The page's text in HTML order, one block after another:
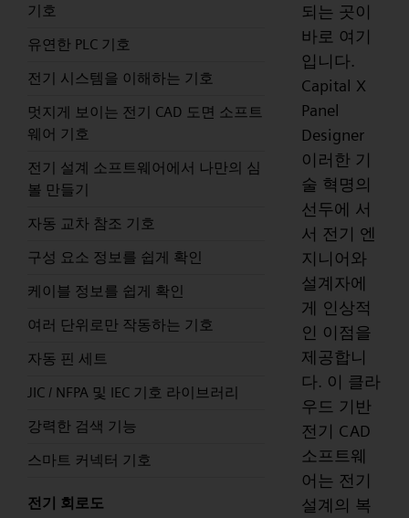
기호
유연한 PLC 기호
전기 시스템을 이해하는 기호
멋지게 보이는 전기 CAD 도면 소프트
웨어 기호
전기 설계 소프트웨어에서 나만의 심
볼 만들기
자동 교차 참조 기호
구성 요소 정보를 쉽게 확인
케이블 정보를 쉽게 확인
여러 단위로만 작동하는 기호
자동 핀 세트
JIC / NFPA 및 IEC 기호 라이브러리
강력한 검색 기능
스마트 커넥터 기호
전기 회로도
되는 곳이
바로 여기
입니다.
Capital X
Panel
Designer
이러한 기
술 혁명의
선두에 서
서 전기 엔
지니어와
설계자에
게 인상적
인 이점을
제공합니
다. 이 클라
우드 기반
전기 CAD
소프트웨
어는 전기
설계의 복